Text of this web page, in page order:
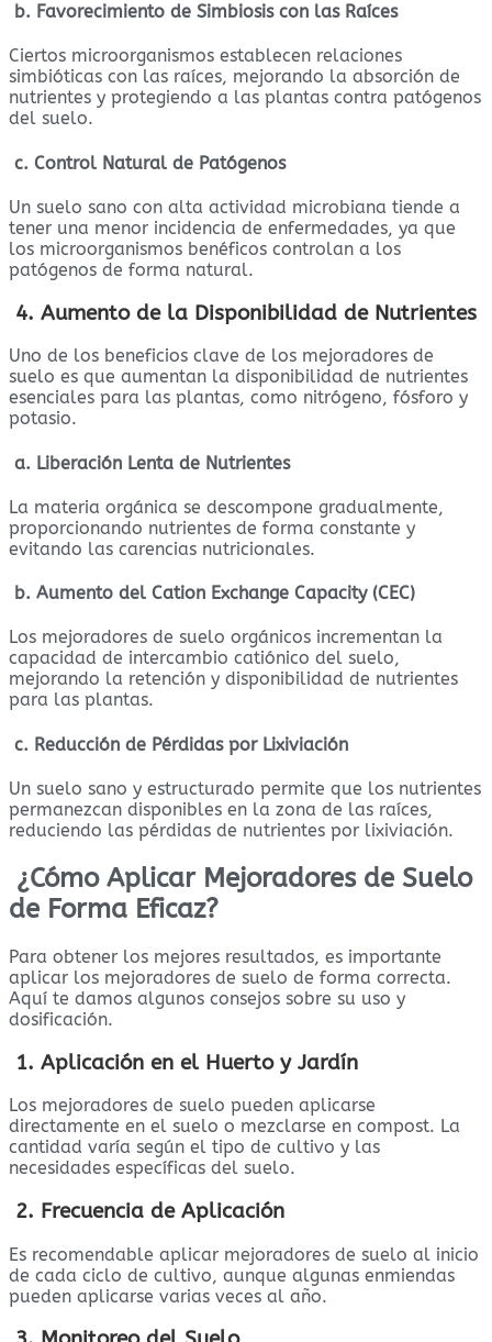
b. Favorecimiento de Simbiosis con las Raíces
Ciertos microorganismos establecen relaciones
simbióticas con las raíces, mejorando la absorción de
nutrientes y protegiendo a las plantas contra patógenos
del suelo.
c. Control Natural de Patógenos
Un suelo sano con alta actividad microbiana tiende a
tener una menor incidencia de enfermedades, ya que
los microorganismos benéficos controlan a los
patógenos de forma natural.
4. Aumento de la Disponibilidad de Nutrientes
Uno de los beneficios clave de los mejoradores de
suelo es que aumentan la disponibilidad de nutrientes
esenciales para las plantas, como nitrógeno, fósforo y
potasio.
a. Liberación Lenta de Nutrientes
La materia orgánica se descompone gradualmente,
proporcionando nutrientes de forma constante y
evitando las carencias nutricionales.
b. Aumento del Cation Exchange Capacity (CEC)
Los mejoradores de suelo orgánicos incrementan la
capacidad de intercambio catiónico del suelo,
mejorando la retención y disponibilidad de nutrientes
para las plantas.
c. Reducción de Pérdidas por Lixiviación
Un suelo sano y estructurado permite que los nutrientes
permanezcan disponibles en la zona de las raíces,
reduciendo las pérdidas de nutrientes por lixiviación.
¿Cómo Aplicar Mejoradores de Suelo
de Forma Eficaz?
Para obtener los mejores resultados, es importante
aplicar los mejoradores de suelo de forma correcta.
Aquí te damos algunos consejos sobre su uso y
dosificación.
1. Aplicación en el Huerto y Jardín
Los mejoradores de suelo pueden aplicarse
directamente en el suelo o mezclarse en compost. La
cantidad varía según el tipo de cultivo y las
necesidades específicas del suelo.
2. Frecuencia de Aplicación
Es recomendable aplicar mejoradores de suelo al inicio
de cada ciclo de cultivo, aunque algunas enmiendas
pueden aplicarse varias veces al año.